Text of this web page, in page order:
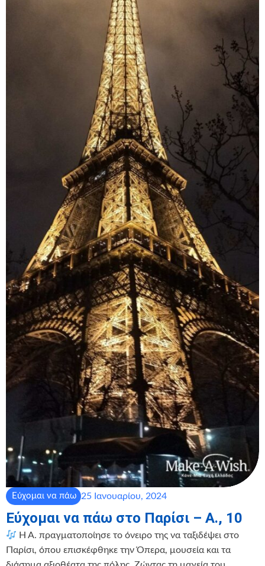
Εύχομαι να πάω 25 Ιανουαρίου, 2024
Εύχομαι να πάω στο Παρίσι – Α., 10
Η Α. πραγματοποίησε το όνειρο της να ταξιδέψει στο
Παρίσι, όπου επισκέφθηκε την Όπερα, μουσεία και τα